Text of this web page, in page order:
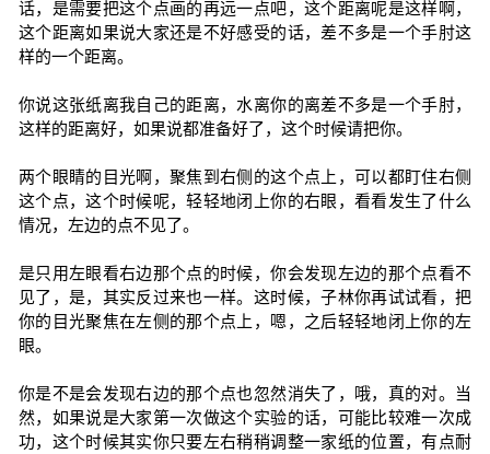
话，是需要把这个点画的再远一点吧，这个距离呢是这样啊，
这个距离如果说大家还是不好感受的话，差不多是一个手肘这
样的一个距离。
你说这张纸离我自己的距离，水离你的离差不多是一个手肘，
这样的距离好，如果说都准备好了，这个时候请把你。
两个眼睛的目光啊，聚焦到右侧的这个点上，可以都盯住右侧
这个点，这个时候呢，轻轻地闭上你的右眼，看看发生了什么
情况，左边的点不见了。
是只用左眼看右边那个点的时候，你会发现左边的那个点看不
见了，是，其实反过来也一样。这时候，子林你再试试看，把
你的目光聚焦在左侧的那个点上，嗯，之后轻轻地闭上你的左
眼。
你是不是会发现右边的那个点也忽然消失了，哦，真的对。当
然，如果说是大家第一次做这个实验的话，可能比较难一次成
功，这个时候其实你只要左右稍稍调整一家纸的位置，有点耐